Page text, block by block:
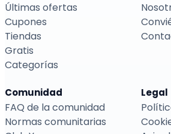
Últimas ofertas
Cupones
Tiendas
Gratis
Categorías
Comunidad
FAQ de la comunidad
Normas comunitarias
Legal